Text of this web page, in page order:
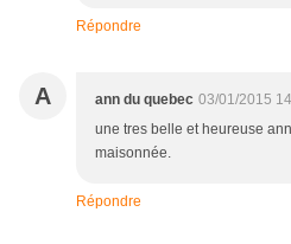
Répondre
A ann du quebec 03/01/2015
une tres belle et heureuse
maisonnée.
Répondre